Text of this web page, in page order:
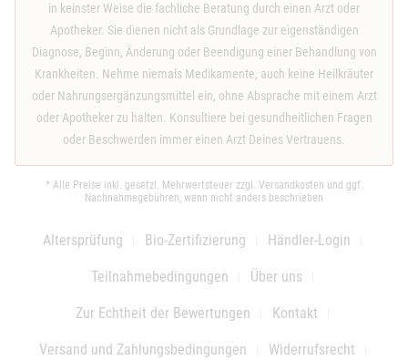
in keinster Weise die fachliche Beratung durch einen Arzt oder
Apotheker. Sie dienen nicht als Grundlage zur eigenständigen
Diagnose, Beginn, Änderung oder Beendigung einer Behandlung von
Krankheiten. Nehme niemals Medikamente, auch keine Heilkräuter
oder Nahrungsergänzungsmittel ein, ohne Absprache mit einem Arzt
oder Apotheker zu halten. Konsultiere bei gesundheitlichen Fragen
oder Beschwerden immer einen Arzt Deines Vertrauens.
* Alle Preise inkl. gesetzl. Mehrwertsteuer zzgl. Versandkosten und ggf.
Nachnahmegebühren, wenn nicht anders beschrieben
Altersprüfung Bio-Zertifizierung Händler-Login
Teilnahmebedingungen Über uns
Zur Echtheit der Bewertungen Kontakt
Versand und Zahlungsbedingungen Widerrufsrecht